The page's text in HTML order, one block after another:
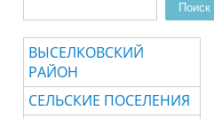
ВЫСЕЛКОВСКИЙ
РАЙОН
СЕЛЬСКИЕ ПОСЕЛЕНИЯ